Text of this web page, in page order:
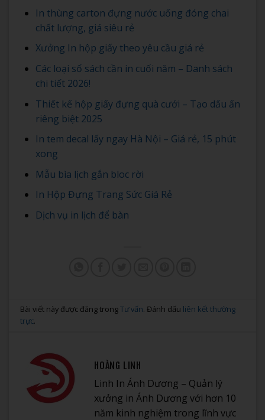
In thùng carton đựng nước uống đóng chai
chất lượng, giá siêu rẻ
Xưởng In hộp giấy theo yêu cầu giá rẻ
Các loại sổ sách cần in cuối năm – Danh sách
chi tiết 2026!
Thiết kế hộp giấy đựng quà cưới – Tạo dấu ấn
riêng biệt 2025
In tem decal lấy ngay Hà Nội – Giá rẻ, 15 phút
xong
Mẫu bìa lịch gắn bloc rời
In Hộp Đựng Trang Sức Giá Rẻ
Dịch vụ in lịch để bàn
Bài viết này được đăng trongTư vấn. Đánh dấu liên kết thường
trực.
HOÀNG LINH
Linh In Ánh Dương – Quản lý
xưởng in Ánh Dương với hơn 10
năm kinh nghiệm trong lĩnh vực